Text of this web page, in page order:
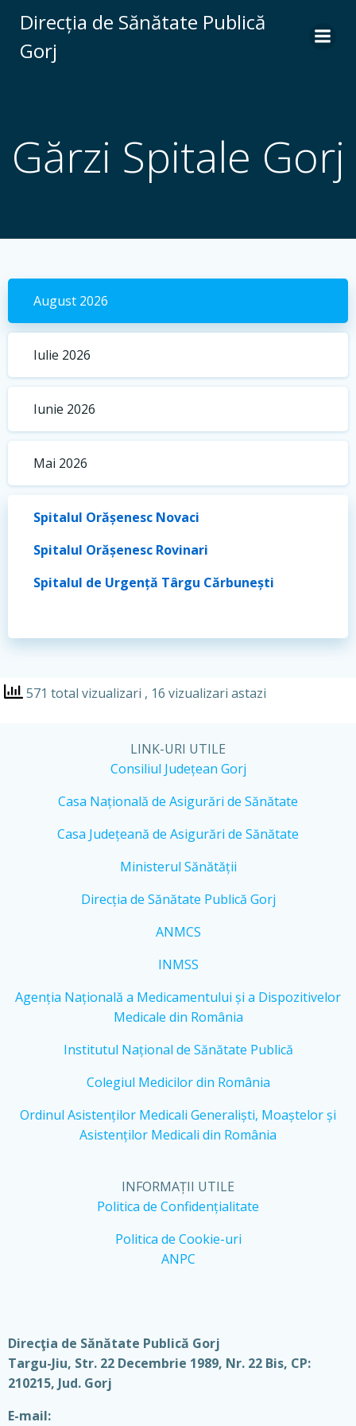
to
Direcția de Sănătate Publică
Gorj
Gărzi Spitale Gorj
August 2026
Iulie 2026
Iunie 2026
Mai 2026
Spitalul Orășenesc Novaci
Spitalul Orășenesc Rovinari
Spitalul de Urgență Târgu Cărbunești
571 total vizualizari , 16 vizualizari astazi
LINK-URI UTILE
Consiliul Județean Gorj
Casa Națională de Asigurări de Sănătate
Casa Județeană de Asigurări de Sănătate
Ministerul Sănătății
Direcția de Sănătate Publică Gorj
ANMCS
INMSS
Agenția Națională a Medicamentului și a Dispozitivelor
Medicale din România
Institutul Național de Sănătate Publică
Colegiul Medicilor din România
Ordinul Asistenților Medicali Generaliști, Moaștelor și
Asistenților Medicali din România
INFORMAȚII UTILE
Politica de Confidențialitate
Politica de Cookie-uri
ANPC
Direcţia de Sănătate Publică Gorj
Targu-Jiu, Str. 22 Decembrie 1989, Nr. 22 Bis, CP:
210215, Jud. Gorj
E-mail: